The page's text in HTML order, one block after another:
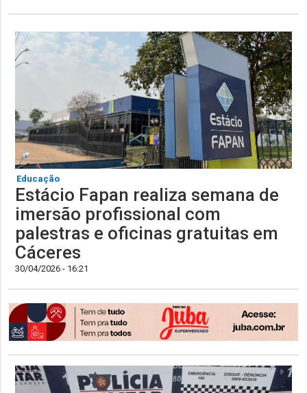
Educação
Estácio Fapan realiza semana de
imersão profissional com
palestras e oficinas gratuitas em
Cáceres
30/04/2026 - 16:21